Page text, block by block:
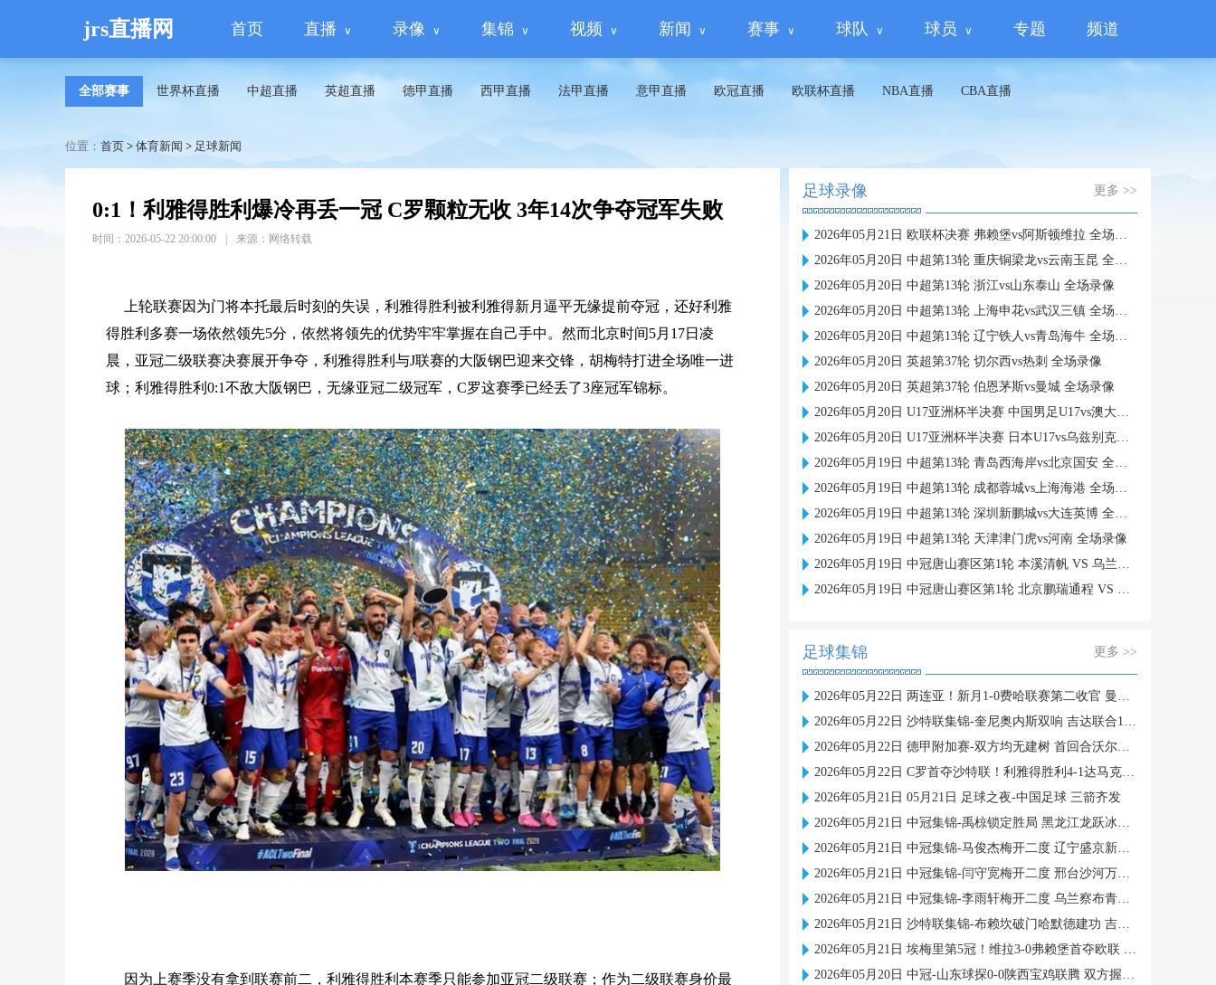
jrs直播网 首页 直播 录像 集锦 视频 新闻 赛事 球队 球员 专题 频道
全部赛事 世界杯直播 中超直播 英超直播 德甲直播 西甲直播 法甲直播 意甲直播 欧冠直播 欧联杯直播 NBA直播 CBA直播
位置： 首页 > 体育新闻 > 足球新闻
0:1！利雅得胜利爆冷再丢一冠 C罗颗粒无收 3年14次争夺冠军失败
时间：2026-05-22 20:00:00 来源：网络转载
上轮联赛因为门将本托最后时刻的失误，利雅得胜利被利雅得新月逼平无缘提前夺冠，还好利雅
得胜利多赛一场依然领先5分，依然将领先的优势牢牢掌握在自己手中。然而北京时间5月17日凌
晨，亚冠二级联赛决赛展开争夺，利雅得胜利与J联赛的大阪钢巴迎来交锋，胡梅特打进全场唯一进
球；利雅得胜利0:1不敌大阪钢巴，无缘亚冠二级冠军，C罗这赛季已经丢了3座冠军锦标。
因为上赛季没有拿到联赛前二，利雅得胜利本赛季只能参加亚冠二级联赛；作为二级联赛身价最
足球录像 更多 >>
2026年05月21日 欧联杯决赛 弗赖堡vs阿斯顿维拉 全场录像
2026年05月20日 中超第13轮 重庆铜梁龙vs云南玉昆 全场录像
2026年05月20日 中超第13轮 浙江vs山东泰山 全场录像
2026年05月20日 中超第13轮 上海申花vs武汉三镇 全场录像
2026年05月20日 中超第13轮 辽宁铁人vs青岛海牛 全场录像
2026年05月20日 英超第37轮 切尔西vs热刺 全场录像
2026年05月20日 英超第37轮 伯恩茅斯vs曼城 全场录像
2026年05月20日 U17亚洲杯半决赛 中国男足U17vs澳大利亚U17 全场录像
2026年05月20日 U17亚洲杯半决赛 日本U17vs乌兹别克斯坦U17 全场录像
2026年05月19日 中超第13轮 青岛西海岸vs北京国安 全场录像
2026年05月19日 中超第13轮 成都蓉城vs上海海港 全场录像
2026年05月19日 中超第13轮 深圳新鹏城vs大连英博 全场录像
2026年05月19日 中超第13轮 天津津门虎vs河南 全场录像
2026年05月19日 中冠唐山赛区第1轮 本溪清帆 VS 乌兰察布青年人 全场录像
2026年05月19日 中冠唐山赛区第1轮 北京鹏瑞通程 VS 邢台沙河万率 全场录像
足球集锦 更多 >>
2026年05月22日 两连亚！新月1-0费哈联赛第二收官 曼达什破门+造点 内维斯失点
2026年05月22日 沙特联集锦-奎尼奥内斯双响 吉达联合1-5惨败胡拜尔库迪西亚
2026年05月22日 德甲附加赛-双方均无建树 首回合沃尔夫斯堡0-0帕德博恩
2026年05月22日 C罗首夺沙特联！利雅得胜利4-1达马克夺冠 C罗任意球破门+双响
2026年05月21日 05月21日 足球之夜-中国足球 三箭齐发
2026年05月21日 中冠集锦-禹椋锁定胜局 黑龙江龙跃冰城1-3沈阳满天星奥美
2026年05月21日 中冠集锦-马俊杰梅开二度 辽宁盛京新锐2-0张家口奥峰
2026年05月21日 中冠集锦-闫守宽梅开二度 邢台沙河万率3-0本溪清帆
2026年05月21日 中冠集锦-李雨轩梅开二度 乌兰察布青年人1-6北京鹏瑞通程
2026年05月21日 沙特联集锦-布赖坎破门哈默德建功 吉达国民4-1赛哈特海湾
2026年05月21日 埃梅里第5冠！维拉3-0弗赖堡首夺欧联 罗杰斯、布恩迪亚双双传射
2026年05月20日 中冠-山东球探0-0陕西宝鸡联腾 双方握手言和